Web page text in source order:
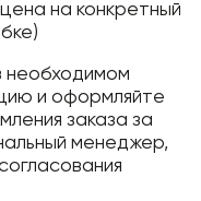
на конкретный
необходимом
и оформляйте
заказа за
менеджер,